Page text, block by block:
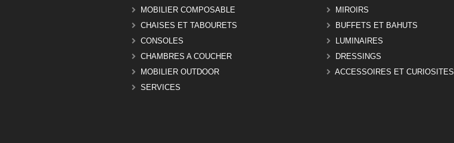
MOBILIER COMPOSABLE
MIROIRS
CHAISES ET TABOURETS
BUFFETS ET BAHUTS
CONSOLES
LUMINAIRES
CHAMBRES A COUCHER
DRESSINGS
MOBILIER OUTDOOR
ACCESSOIRES ET CURIOSITES
SERVICES